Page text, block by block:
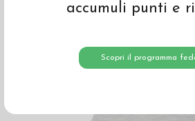
accumuli punti e
Scopri il programma